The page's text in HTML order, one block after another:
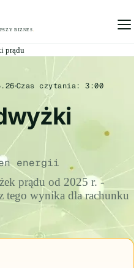
BIZNES
prądu
Czas czytania:3:00
energii
prądu od 2025 r. -
tego wynika dla rachunku